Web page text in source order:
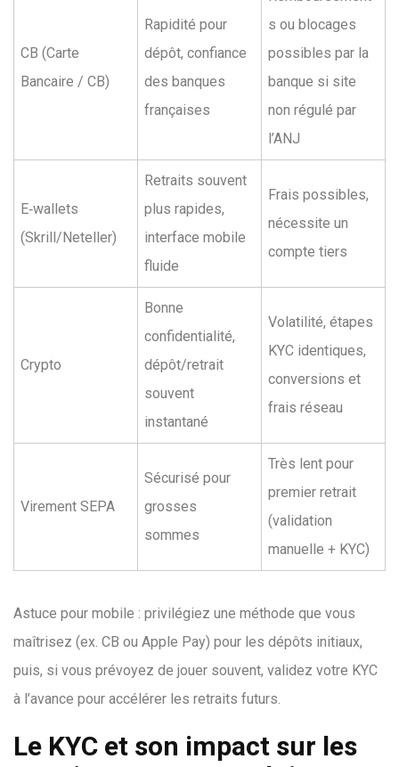
CB (Carte
Bancaire / CB)
Rapidité pour
dépôt, confiance
des banques
françaises
s ou blocages
possibles par la
banque si site
non régulé par
l’ANJ
E‑wallets
(Skrill/Neteller)
Retraits souvent
plus rapides,
interface mobile
fluide
Frais possibles,
nécessite un
compte tiers
Crypto
Bonne
confidentialité,
dépôt/retrait
souvent
instantané
Volatilité, étapes
KYC identiques,
conversions et
frais réseau
Virement SEPA
Sécurisé pour
grosses
sommes
Très lent pour
premier retrait
(validation
manuelle + KYC)
Astuce pour mobile : privilégiez une méthode que vous
maîtrisez (ex. CB ou Apple Pay) pour les dépôts initiaux,
puis, si vous prévoyez de jouer souvent, validez votre KYC
à l’avance pour accélérer les retraits futurs.
Le KYC et son impact sur les